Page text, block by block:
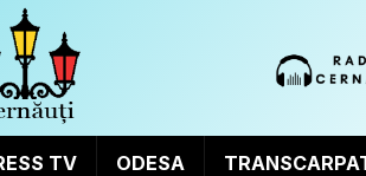
TV ODESA